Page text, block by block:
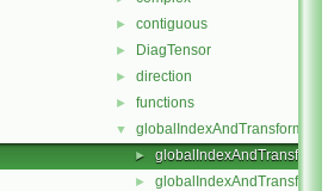
► contiguous
► DiagTensor
► direction
► functions
▼ globalIndexAndTransform
► globalIndexAndTransform.C
►
globalIndexAndTransform.H